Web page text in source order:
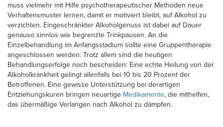
muss vielmehr mit Hilfe psychotherapeutischer Methoden neue
Verhaltensmuster lernen, damit er motiviert bleibt, auf Alkohol zu
verzichten. Eingeschränkter Alkoholgenuss ist dabei auf Dauer
genauso sinnlos wie begrenzte Trinkpausen. An die
Einzelbehandlung im Anfangsstadium sollte eine Gruppentherapie
angeschlossen werden. Trotz allem sind die heutigen
Behandlungserfolge noch bescheiden: Eine echte Heilung von der
Alkoholkrankheit gelingt allenfalls bei 10 bis 20 Prozent der
Betroffenen. Eine gewisse Unterstützung bei derartigen
Entziehungskuren bringen neuartige Medikamente, die mithelfen,
das übermäßige Verlangen nach Alkohol zu dämpfen.